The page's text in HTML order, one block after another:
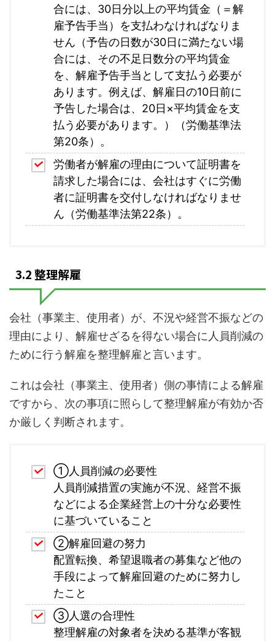
合には、30日分以上の平均賃金（＝解
雇予告手当）を支払わなければなりま
せん（予告の日数が30日に満たない場
合には、その不足日数分の平均賃金
を、解雇予告手当として支払う必要が
あります。例えば、解雇日の10日前に
予告した場合は、20日×平均賃金を支
払う必要があります。）（労働基準法
第20条）。
労働者が解雇の理由について証明書を
請求した場合には、会社はすぐに労働
者に証明書を交付しなければなりませ
ん（労働基準法第22条）。
3.2 整理解雇
会社（事業主、使用者）が、不況や経営不振などの
理由により、解雇せざるを得ない場合に人員削減の
ために行う解雇を整理解雇と言います。
これは会社（事業主、使用者）側の事情による解雇
ですから、次の事項に照らして整理解雇が有効か否
か厳しく判断されます。
①人員削減の必要性
人員削減措置の実施が不況、経営不振
などによる企業経営上の十分な必要性
に基づいていること
②解雇回避の努力
配置転換、希望退職者の募集など他の
手段によって解雇回避のために努力し
たこと
③人選の合理性
整理解雇の対象者を決める基準が客観